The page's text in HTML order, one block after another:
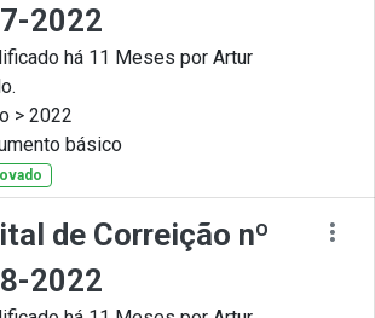
2022
há 11 Meses por Artur
> 2022
básico
de Correição nº
2022